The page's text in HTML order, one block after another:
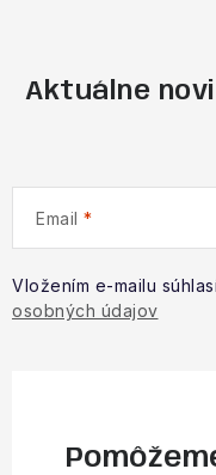
Aktuálne
Email
Vložením e-mailu
osobných údajov